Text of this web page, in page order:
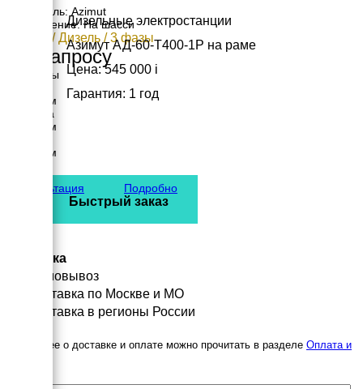
Двигатель: Azimut
Исполнение: На шасси
60 кВт / Дизель / 3 фазы
По запросу
Размеры
4220 мм
Ширина
1940 мм
2745 мм
Консультация
Подробно
Дизельные электростанции
Азимут АД-60-Т400-1Р на раме
Цена: 545 000 i
Гарантия: 1 год
Быстрый заказ
Доставка
Самовывоз
Доставка по Москве и МО
Доставка в регионы России
Подробнее о доставке и оплате можно прочитать в разделе Оплата и